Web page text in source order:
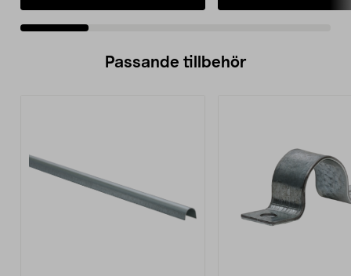
Passande tillbehör